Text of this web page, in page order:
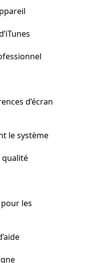
d’écran
le système
qualité
les